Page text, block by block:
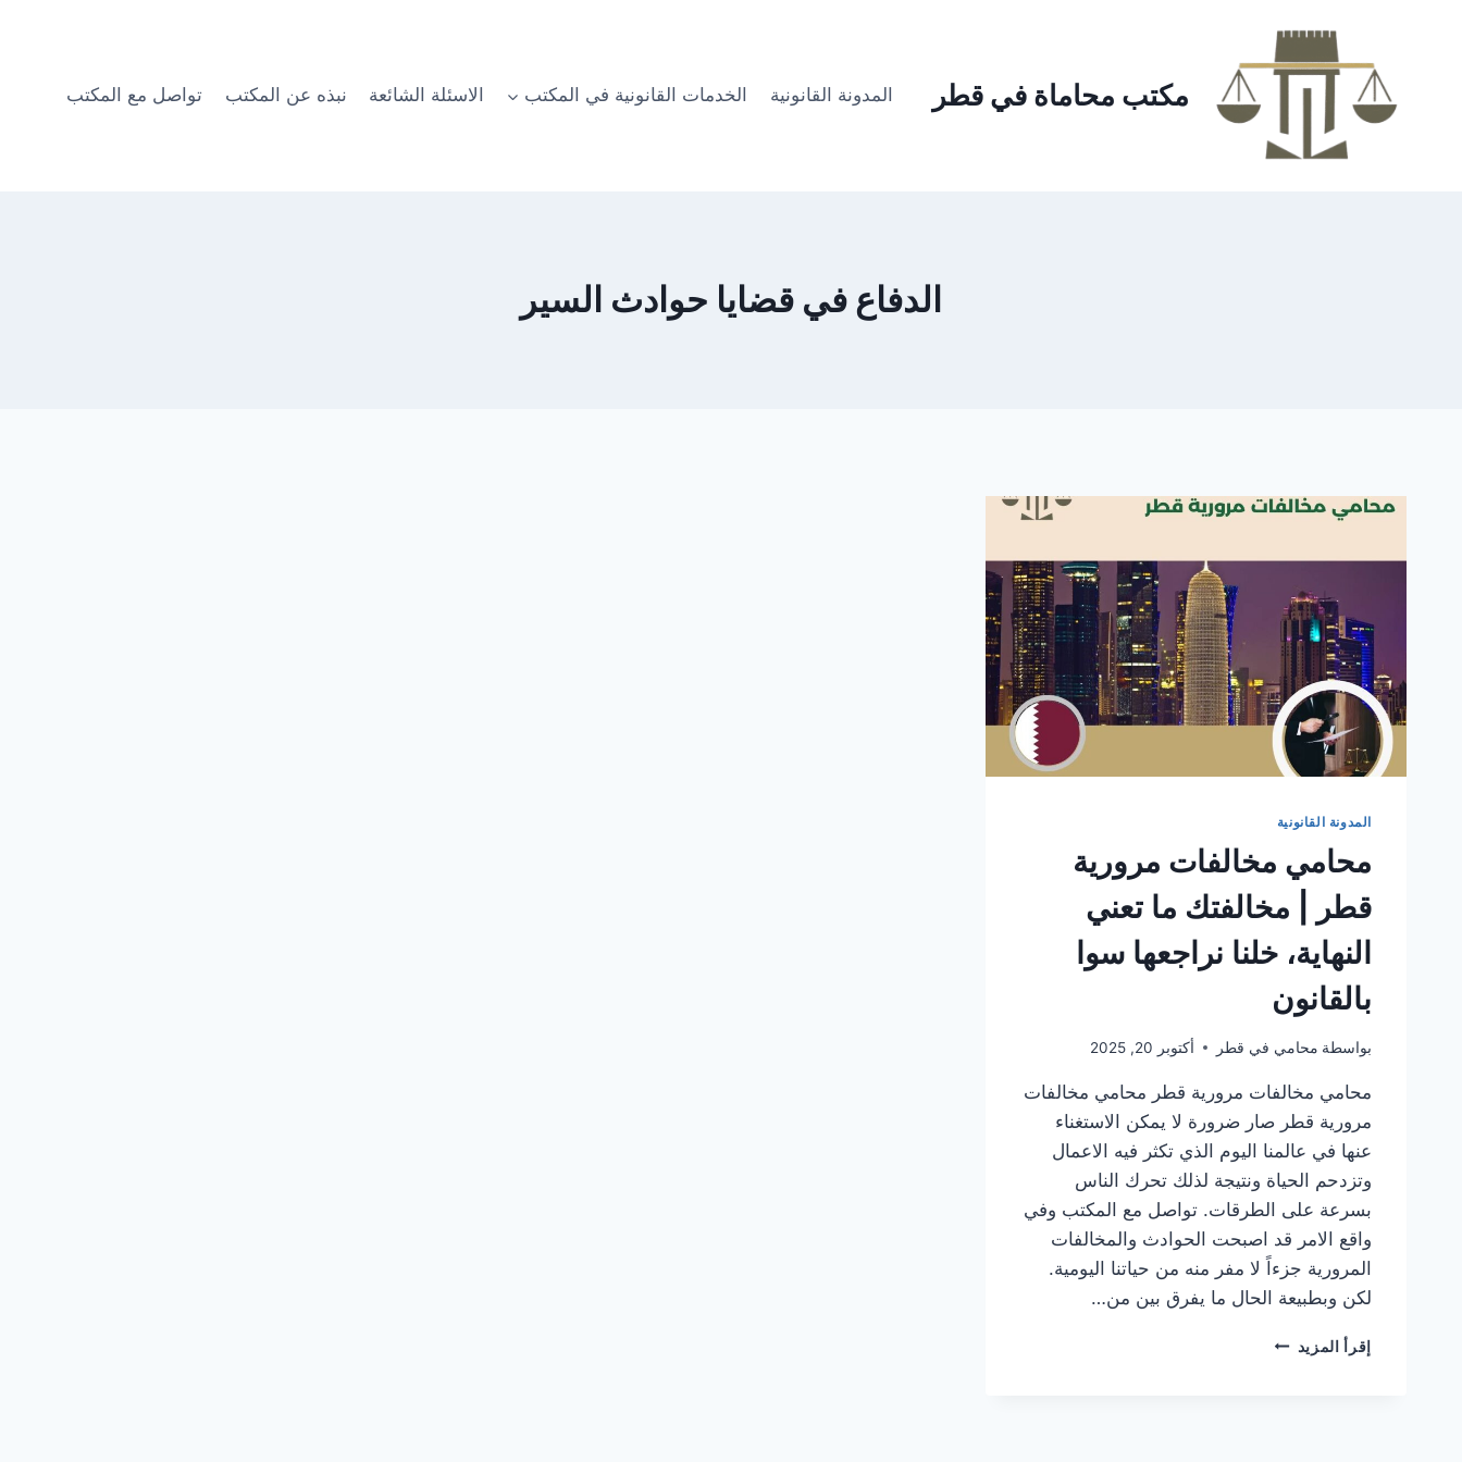
مكتب محاماة في قطر المدونة القانونية الخدمات القانونية في المكتب الاسئلة الشائعة نبذه عن المكتب تواصل مع المكتب
الدفاع في قضايا حوادث السير
المدونة القانونية
محامي مخالفات مرورية
قطر | مخالفتك ما تعني
النهاية، خلنا نراجعها سوا
بالقانون
بواسطة محامي في قطر أكتوبر 20, 2025
محامي مخالفات مرورية قطر محامي مخالفات
مرورية قطر صار ضرورة لا يمكن الاستغناء
عنها في عالمنا اليوم الذي تكثر فيه الاعمال
وتزدحم الحياة ونتيجة لذلك تحرك الناس
بسرعة على الطرقات. تواصل مع المكتب وفي
واقع الامر قد اصبحت الحوادث والمخالفات
المرورية جزءاً لا مفر منه من حياتنا اليومية.
لكن وبطبيعة الحال ما يفرق بين من…
إقرأ المزيد محامي